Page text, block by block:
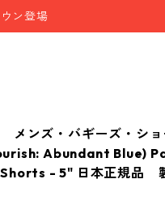
ン登場
メンズ・バギーズ・シ
Abundant Blue)
- 5" 日本正規品